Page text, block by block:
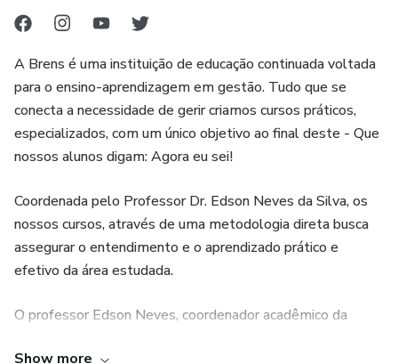
A Brens é uma instituição de educação continuada voltada
para o ensino-aprendizagem em gestão. Tudo que se
conecta a necessidade de gerir criamos cursos práticos,
especializados, com um único objetivo ao final deste - Que
nossos alunos digam: Agora eu sei!
Coordenada pelo Professor Dr. Edson Neves da Silva, os
nossos cursos, através de uma metodologia direta busca
assegurar o entendimento e o aprendizado prático e
efetivo da área estudada.
O professor Edson Neves, coordenador acadêmico da
Show more